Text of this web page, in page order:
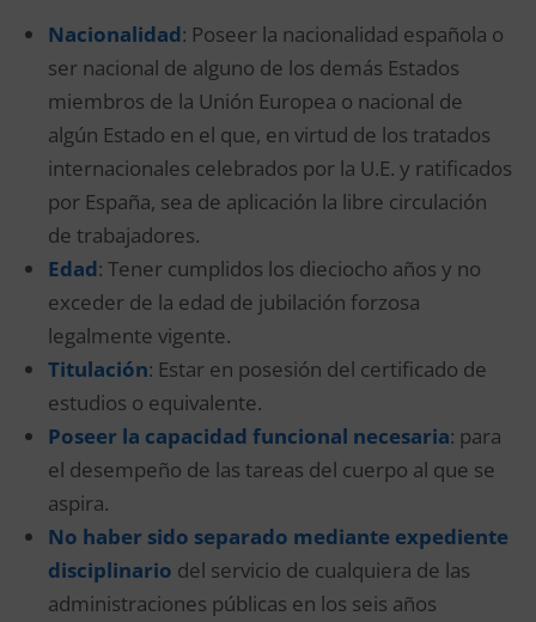
Nacionalidad: Poseer la nacionalidad española o
ser nacional de alguno de los demás Estados
miembros de la Unión Europea o nacional de
algún Estado en el que, en virtud de los tratados
internacionales celebrados por la U.E. y ratificados
por España, sea de aplicación la libre circulación
de trabajadores.
Edad: Tener cumplidos los dieciocho años y no
exceder de la edad de jubilación forzosa
legalmente vigente.
Titulación: Estar en posesión del certificado de
estudios o equivalente.
Poseer la capacidad funcional necesaria: para
el desempeño de las tareas del cuerpo al que se
aspira.
No haber sido separado mediante expediente
disciplinario del servicio de cualquiera de las
administraciones públicas en los seis años